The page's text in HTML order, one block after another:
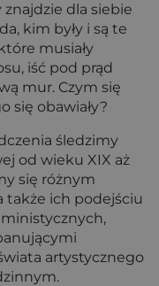
dla siebie
kim były i są te
musiały
iść pod prąd
mur. Czym się
się obawiały?
śledzimy
od wieku XIX aż
się różnym
także ich podejściu
artystycznego